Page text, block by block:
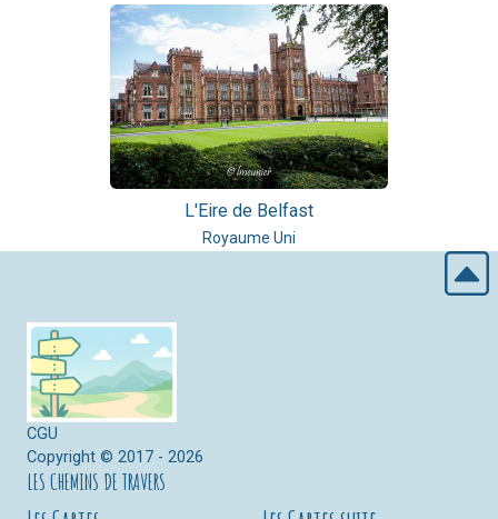
L'Eire de Belfast
Royaume Uni
CGU
Copyright © 2017 - 2026
LES CHEMINS DE TRAVERS